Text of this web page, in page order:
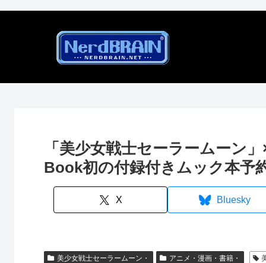
「美少女戦士セーラームーン
Book初の付録付きムック本予
X Bluesky
美少女戦士セーラームーン・ アニメ・漫画・書籍・